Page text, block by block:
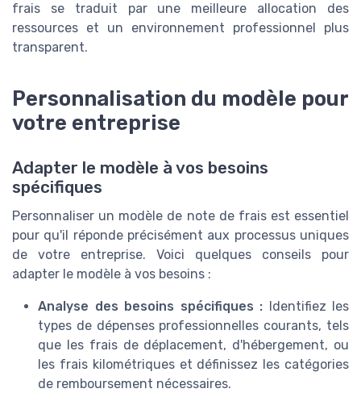
frais se traduit par une meilleure allocation des
ressources et un environnement professionnel plus
transparent.
Personnalisation du modèle pour
votre entreprise
Adapter le modèle à vos besoins
spécifiques
Personnaliser un modèle de note de frais est essentiel
pour qu'il réponde précisément aux processus uniques
de votre entreprise. Voici quelques conseils pour
adapter le modèle à vos besoins :
Analyse des besoins spécifiques : Identifiez les
types de dépenses professionnelles courants, tels
que les frais de déplacement, d'hébergement, ou
les frais kilométriques et définissez les catégories
de remboursement nécessaires.